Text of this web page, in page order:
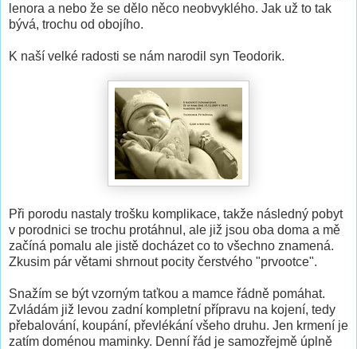
lenora a nebo že se dělo něco neobvyklého. Jak už to tak
bývá, trochu od obojího.
K naší velké radosti se nám narodil syn Teodorik.
Při porodu nastaly trošku komplikace, takže následný pobyt
v porodnici se trochu protáhnul, ale již jsou oba doma a mě
začíná pomalu ale jistě docházet co to všechno znamená.
Zkusim pár větami shrnout pocity čerstvého "prvootce".
Snažím se být vzorným taťkou a mamce řádně pomáhat.
Zvládám již levou zadní kompletní přípravu na kojení, tedy
přebalování, koupání, převlékání všeho druhu. Jen krmení je
zatím doménou maminky. Denní řád je samozřejmě úplně